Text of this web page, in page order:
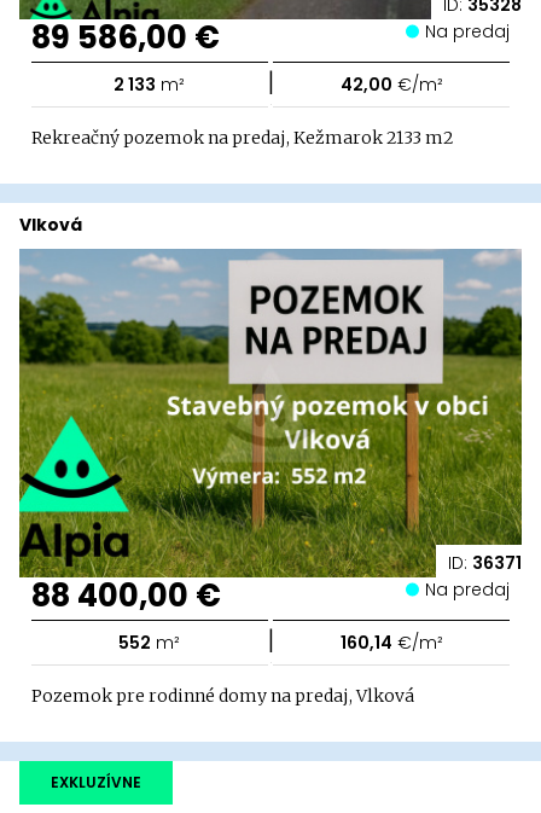
ID: 35328
89 586,00 € Na predaj
2 133 m² | 42,00 €/m²
Rekreačný pozemok na predaj, Kežmarok 2133 m2
ID: 36371
Vlková
88 400,00 € Na predaj
552 m² | 160,14 €/m²
Pozemok pre rodinné domy na predaj, Vlková
EXKLUZÍVNE